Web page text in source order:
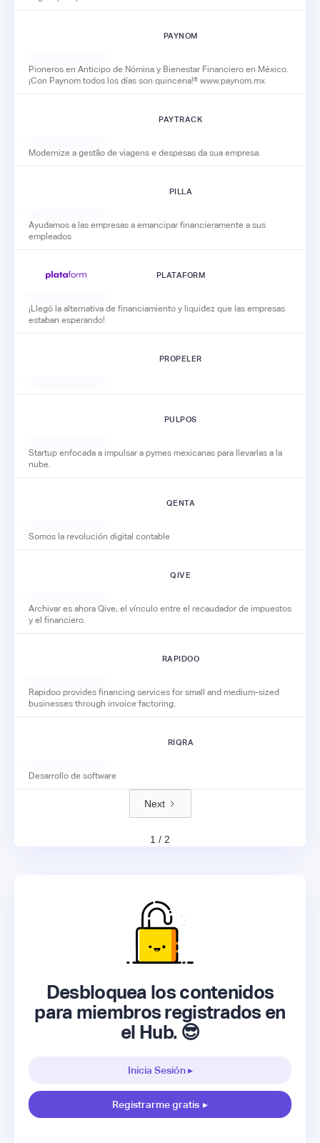
PAYNOM
Pioneros en Anticipo de Nómina y Bienestar Financiero en México.
¡Con Paynom todos los días son quincena!® www.paynom.mx
PAYTRACK
Modernize a gestão de viagens e despesas da sua empresa.
PILLA
Ayudamos a las empresas a emancipar financieramente a sus
empleados
PLATAFORM
¡Llegó la alternativa de financiamiento y liquidez que las empresas
estaban esperando!
PROPELER
PULPOS
Startup enfocada a impulsar a pymes mexicanas para llevarlas a la
nube.
QENTA
Somos la revolución digital contable
QIVE
Archivar es ahora Qive, el vínculo entre el recaudador de impuestos
y el financiero.
RAPIDOO
Rapidoo provides financing services for small and medium-sized
businesses through invoice factoring.
RIQRA
Desarrollo de software
Next
1 / 2
Desbloquea los contenidos
para miembros registrados en
el Hub. 😎
Inicia Sesión ▸
Registrarme gratis ▸